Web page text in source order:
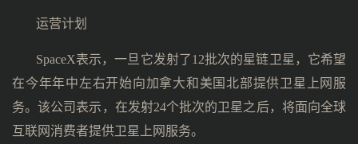
运营计划
SpaceX表示，一旦它发射了12批次的星链卫星，它希望
在今年年中左右开始向加拿大和美国北部提供卫星上网服
务。该公司表示，在发射24个批次的卫星之后，将面向全球
互联网消费者提供卫星上网服务。